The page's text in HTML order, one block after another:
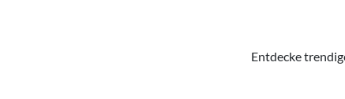
Entdecke